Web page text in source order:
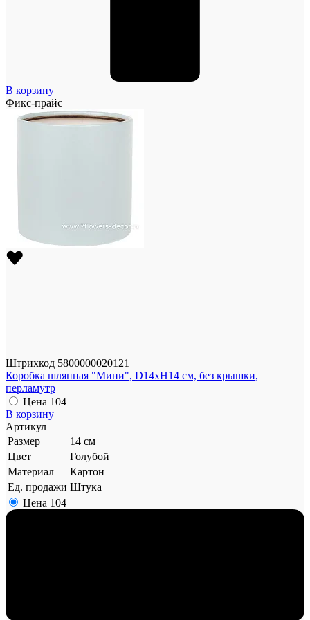
В корзину
Фикс-прайс
Штрихкод 5800000020121
Коробка шляпная "Мини", D14xH14 см, без крышки,
перламутр
Цена 104
В корзину
Артикул
Размер
14 см
Цвет
Голубой
Материал
Картон
Ед. продажи Штука
Цена 104